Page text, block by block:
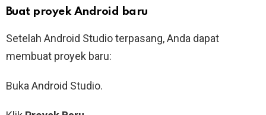
Buat proyek Android baru
Setelah Android Studio terpasang, Anda dapat
membuat proyek baru:
Buka Android Studio.